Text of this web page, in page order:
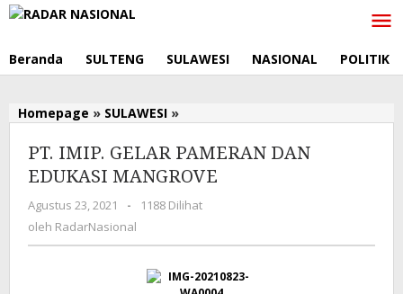
Lewati
Beranda SULTENG SULAWESI NASIONAL POLITIK
Homepage » SULAWESI »
GELAR
PAMERAN
DAN
EDUKASI
PT. IMIP. GELAR PAMERAN DAN
EDUKASI MANGROVE
Agustus 23, 2021
oleh
RadarNasional
-
1188 Dilihat
oleh RadarNasional